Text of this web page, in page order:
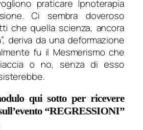
praticare Ipnoterapia
Ci sembra doveroso
che quella scienza, ancora
deriva da una deformazione
fu il Mesmerismo che
o no, senza di esso
qui sotto per ricevere
“REGRESSIONI”